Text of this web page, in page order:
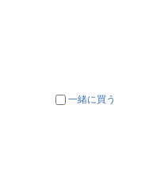
一緒に買う